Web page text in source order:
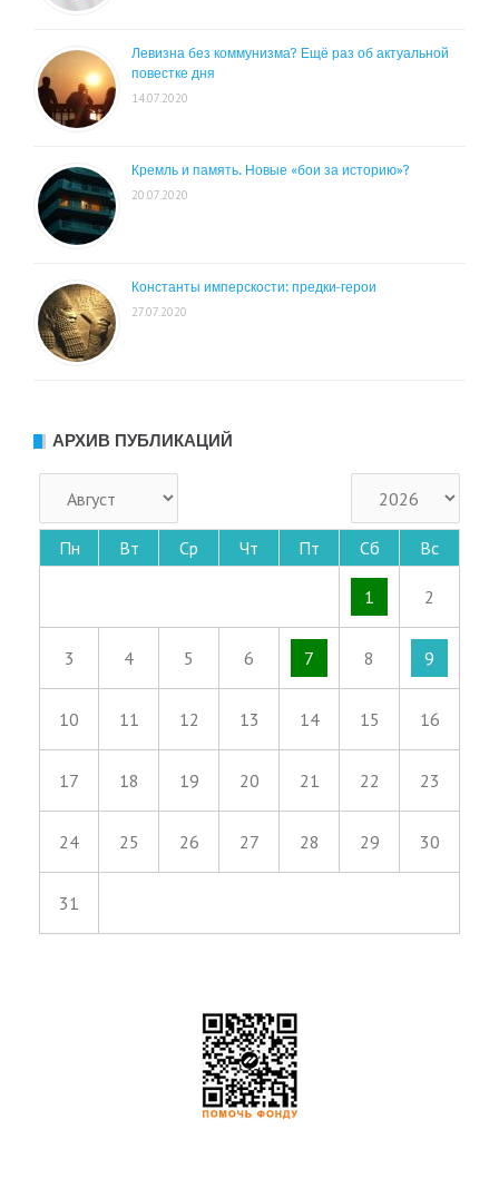
Левизна без коммунизма? Ещё раз об актуальной
повестке дня
14.07.2020
Кремль и память. Новые «бои за историю»?
20.07.2020
Константы имперскости: предки-герои
27.07.2020
АРХИВ ПУБЛИКАЦИЙ
Пн Вт Ср Чт Пт Сб Вс
1 2
3 4 5 6 7 8 9
10 11 12 13 14 15 16
17 18 19 20 21 22 23
24 25 26 27 28 29 30
31